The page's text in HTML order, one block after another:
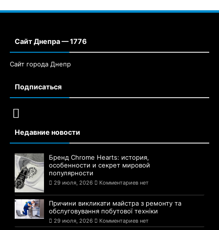
Сайт Днепра — 1776
Сайт города Днепр
Подписаться
Недавние новости
Бренд Chrome Hearts: история,
особенности и секрет мировой
популярности
29 июля, 2026 Комментариев нет
Причини викликати майстра з ремонту та
обслуговування побутової техніки
29 июля, 2026 Комментариев нет